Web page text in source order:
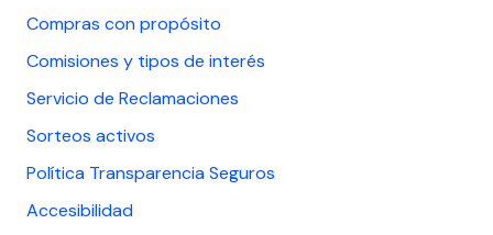
Compras con propósito
Comisiones y tipos de interés
Servicio de Reclamaciones
Sorteos activos
Política Transparencia Seguros
Accesibilidad